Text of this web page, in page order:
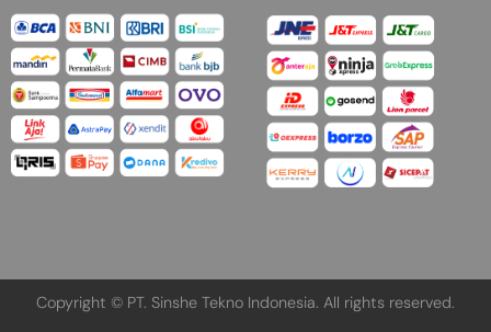
Copyright © PT. Sinshe Tekno Indonesia. All rights reserved.